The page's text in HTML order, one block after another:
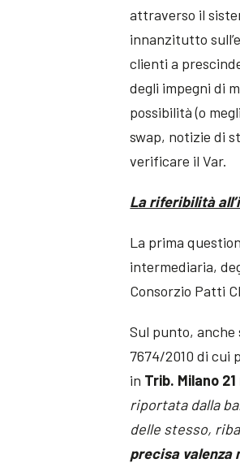
attraverso il
innanzitutto
clienti a
degli impegni di
possibilità (o
swap, notizie di
verificare il Var.
La riferibilità
La prima
intermediaria,
Consorzio Patti
Sul punto, anche
7674/2010 di cui
in Trib. Milano
riportata dalla
delle stesso,
precisa valenza